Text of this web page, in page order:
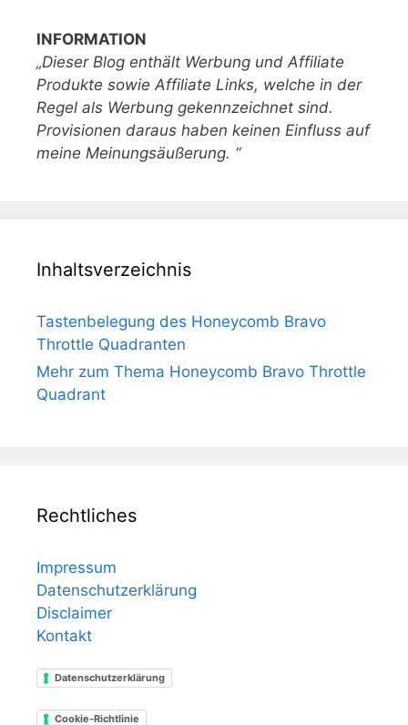
INFORMATION
„Dieser Blog enthält Werbung und Affiliate
Produkte sowie Affiliate Links, welche in der
Regel als Werbung gekennzeichnet sind.
Provisionen daraus haben keinen Einfluss auf
meine Meinungsäußerung. “
Inhaltsverzeichnis
Tastenbelegung des Honeycomb Bravo
Throttle Quadranten
Mehr zum Thema Honeycomb Bravo Throttle
Quadrant
Rechtliches
Impressum
Datenschutzerklärung
Disclaimer
Kontakt
Datenschutzerklärung
Cookie-Richtlinie